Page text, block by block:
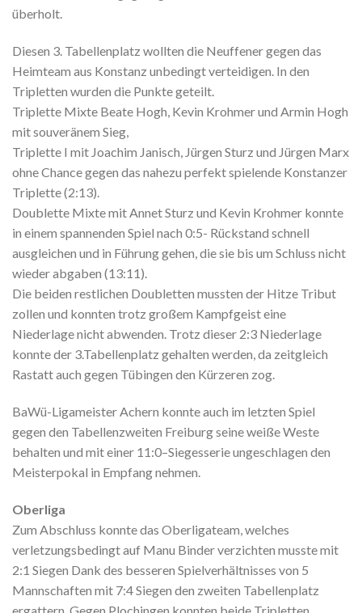
überholt.
Diesen 3. Tabellenplatz wollten die Neuffener gegen das
Heimteam aus Konstanz unbedingt verteidigen. In den
Tripletten wurden die Punkte geteilt.
Triplette Mixte Beate Hogh, Kevin Krohmer und Armin Hogh
mit souveränem Sieg,
Triplette I mit Joachim Janisch, Jürgen Sturz und Jürgen Marx
ohne Chance gegen das nahezu perfekt spielende Konstanzer
Triplette (2:13).
Doublette Mixte mit Annet Sturz und Kevin Krohmer konnte
in einem spannenden Spiel nach 0:5- Rückstand schnell
ausgleichen und in Führung gehen, die sie bis um Schluss nicht
wieder abgaben (13:11).
Die beiden restlichen Doubletten mussten der Hitze Tribut
zollen und konnten trotz großem Kampfgeist eine
Niederlage nicht abwenden. Trotz dieser 2:3 Niederlage
konnte der 3.Tabellenplatz gehalten werden, da zeitgleich
Rastatt auch gegen Tübingen den Kürzeren zog.
BaWü-Ligameister Achern konnte auch im letzten Spiel
gegen den Tabellenzweiten Freiburg seine weiße Weste
behalten und mit einer 11:0–Siegesserie ungeschlagen den
Meisterpokal in Empfang nehmen.
Oberliga
Zum Abschluss konnte das Oberligateam, welches
verletzungsbedingt auf Manu Binder verzichten musste mit
2:1 Siegen Dank des besseren Spielverhältnisses von 5
Mannschaften mit 7:4 Siegen den zweiten Tabellenplatz
ergattern. Gegen Plochingen konnten beide Tripletten